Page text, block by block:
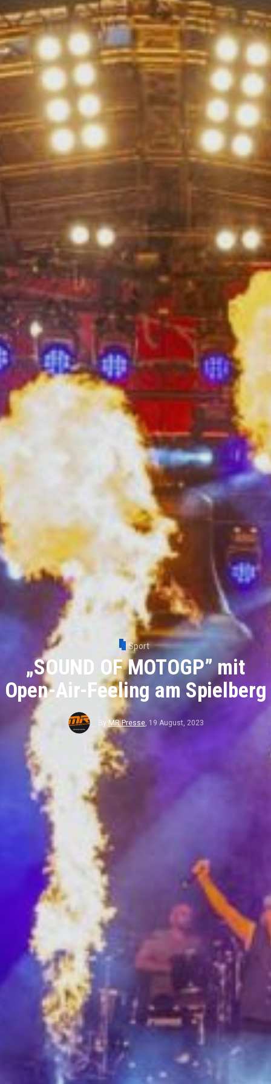
Sport
„SOUND OF MOTOGP” mit
Open-Air-Feeling am Spielberg
By MR Presse, 19 August, 2023